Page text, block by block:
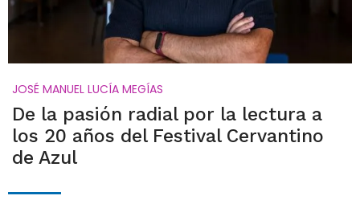
JOSÉ MANUEL LUCÍA MEGÍAS
De la pasión radial por la lectura a
los 20 años del Festival Cervantino
de Azul